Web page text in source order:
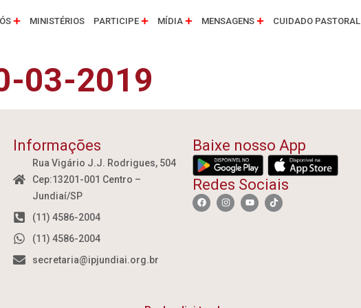
MINISTÉRIOS PARTICIPE MÍDIA MENSAGENS CUIDADO PASTORAL
03-2019
Informações
Rua Vigário J.J. Rodrigues, 504
Cep:13201-001 Centro –
Jundiaí/SP
(11) 4586-2004
(11) 4586-2004
secretaria@ipjundiai.org.br
Baixe nosso App
Redes Sociais